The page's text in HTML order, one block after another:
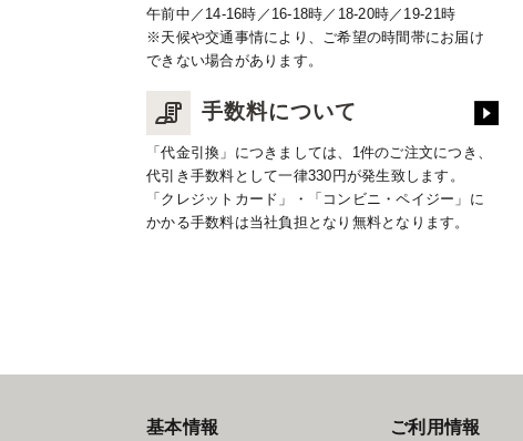
午前中／14-16時／16-18時／18-20時／19-21時
※天候や交通事情により、ご希望の時間帯にお届け
できない場合があります。
手数料について
「代金引換」につきましては、1件のご注文につき、
代引き手数料として一律330円が発生致します。
「クレジットカード」・「コンビニ・ペイジー」に
かかる手数料は当社負担となり無料となります。
基本情報 ご利用情報